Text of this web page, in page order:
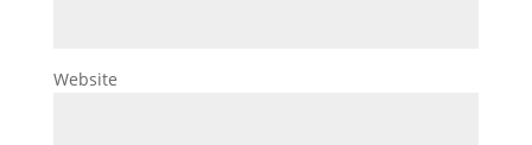
Website